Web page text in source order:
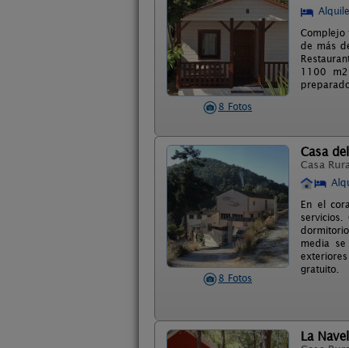
8 Fotos
Complejo
de más
1100
8 Fotos
Casa
Casa
En el
media
gratuito.
La